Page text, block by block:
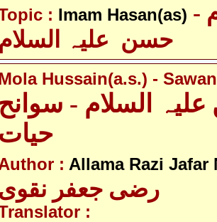
: Imam Hasan(as) - امام
حسن علیہ السلام
Hussain(a.s.) -
السلام - سوانح
: Allama Razi Jafar
رضی جعفر نقوی
: